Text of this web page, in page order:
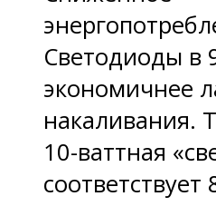
Светодиоды в
экономичнее
накаливания.
10-ваттная